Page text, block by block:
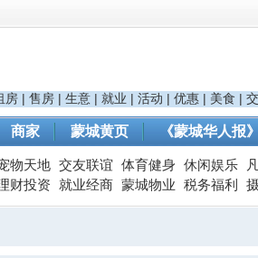
房 | 售房 | 生意 | 就业 | 活动 | 优惠 | 美食 |
商家 蒙城黄页 《蒙城华人报》
物天地 交友联谊 体育健身 休闲娱乐
财投资 就业经商 蒙城物业 税务福利